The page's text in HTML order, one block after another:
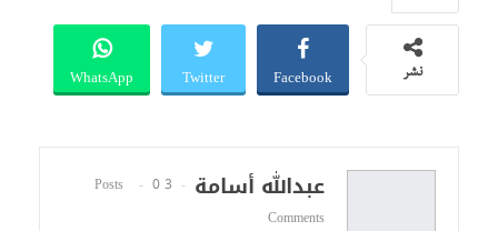
نشر Facebook
Twitter
WhatsApp
عبدالله أسامة 3 Posts
0
Comments